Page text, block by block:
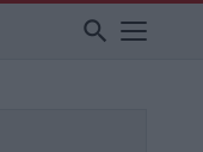
search